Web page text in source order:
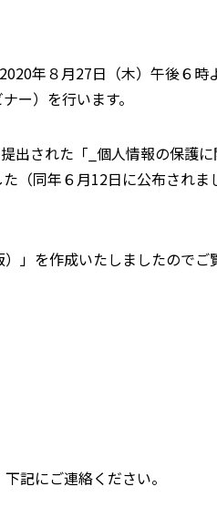
年８月27日（木）午後６時
ー）を行います。
出された「_個人情報の保護
（同年６月12日に公布され
」を作成いたしましたのでご
記にご連絡ください。